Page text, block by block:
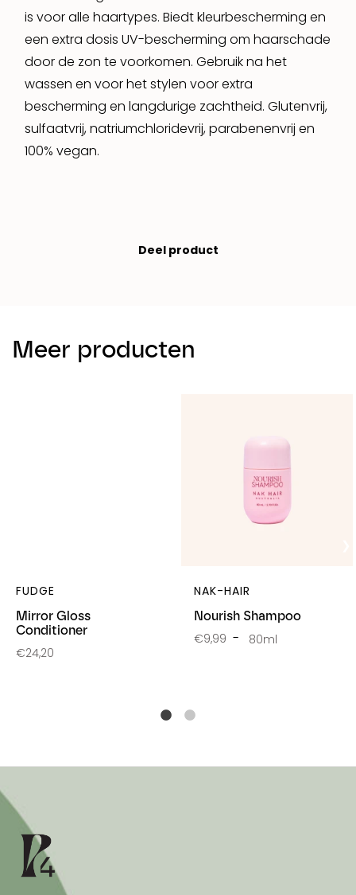
is voor alle haartypes. Biedt kleurbescherming en
een extra dosis UV-bescherming om haarschade
door de zon te voorkomen. Gebruik na het
wassen en voor het stylen voor extra
bescherming en langdurige zachtheid. Glutenvrij,
sulfaatvrij, natriumchloridevrij, parabenenvrij en
100% vegan.
Deel product
Meer producten
Mirror Gloss
Conditioner
FUDGE
€24,20
Nourish Shampoo
NAK-HAIR
€9,99 80ml